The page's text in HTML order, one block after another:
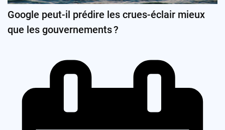
Google peut-il prédire les crues-éclair mieux
que les gouvernements ?